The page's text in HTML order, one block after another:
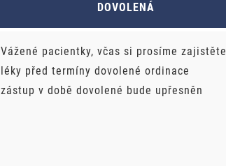
DOVOLENÁ
Vážené pacientky, včas si prosíme zajistěte
léky před termíny dovolené ordinace
zástup v době dovolené bude upřesněn